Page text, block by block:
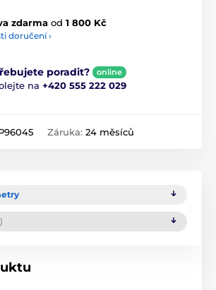
zdarma od 1 800 Kč
doručení ›
poradit? online
na +420 555 222 029
Záruka: 24 měsíců